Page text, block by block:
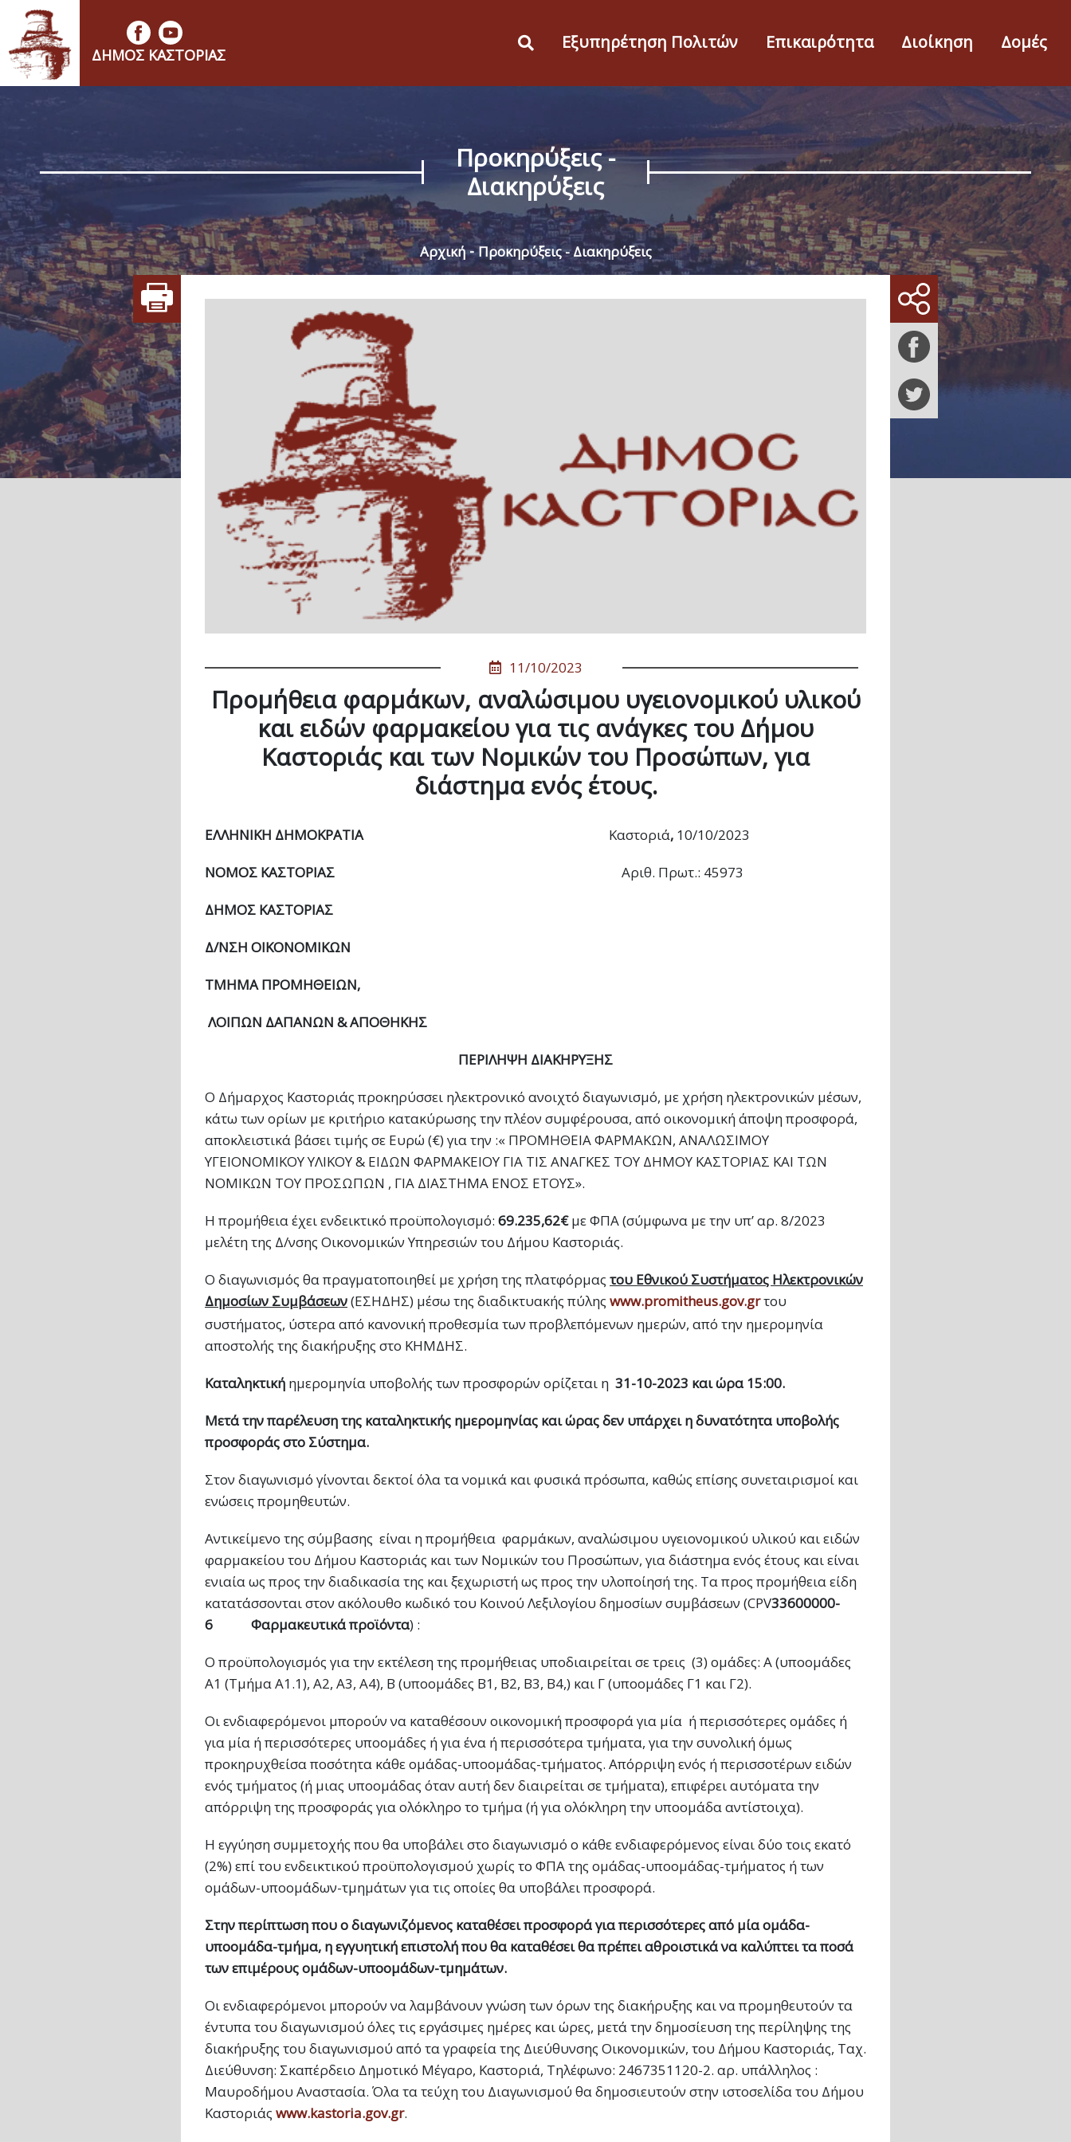
ΔΉΜΟΣ ΚΑΣΤΟΡΙΆΣ
Εξυπηρέτηση Πολιτών Επικαιρότητα Διοίκηση Δομές
Προκηρύξεις -
Διακηρύξεις
Αρχική Προκηρύξεις - Διακηρύξεις
11/10/2023
Προμήθεια φαρμάκων, αναλώσιμου υγειονομικού υλικού
και ειδών φαρμακείου για τις ανάγκες του Δήμου
Καστοριάς και των Νομικών του Προσώπων, για
διάστημα ενός έτους.
ΕΛΛΗΝΙΚΗ ΔΗΜΟΚΡΑΤΙΑ Καστοριά, 10/10/2023
ΝΟΜΟΣ ΚΑΣΤΟΡΙΑΣ Αριθ. Πρωτ.: 45973
ΔΗΜΟΣ ΚΑΣΤΟΡΙΑΣ
Δ/ΝΣΗ ΟΙΚΟΝΟΜΙΚΩΝ
TΜΗΜΑ ΠΡΟΜΗΘΕΙΩΝ,
ΛΟΙΠΩΝ ΔΑΠΑΝΩΝ & ΑΠΟΘΗΚΗΣ
ΠΕΡΙΛΗΨΗ ΔΙΑΚΗΡΥΞΗΣ
Ο Δήμαρχος Καστοριάς προκηρύσσει ηλεκτρονικό ανοιχτό διαγωνισμό, με χρήση ηλεκτρονικών μέσων,
κάτω των ορίων με κριτήριο κατακύρωσης την πλέον συμφέρουσα, από οικονομική άποψη προσφορά,
αποκλειστικά βάσει τιμής σε Ευρώ (€) για την :« ΠΡΟΜΗΘΕΙΑ ΦΑΡΜΑΚΩΝ, ΑΝΑΛΩΣΙΜΟΥ
ΥΓΕΙΟΝΟΜΙΚΟΥ ΥΛΙΚΟΥ & ΕΙΔΩΝ ΦΑΡΜΑΚΕΙΟΥ ΓΙΑ ΤΙΣ ΑΝΑΓΚΕΣ ΤΟΥ ΔΗΜΟΥ ΚΑΣΤΟΡΙΑΣ ΚΑΙ ΤΩΝ
ΝΟΜΙΚΩΝ ΤΟΥ ΠΡΟΣΩΠΩΝ , ΓΙΑ ΔΙΑΣΤΗΜΑ ΕΝΟΣ ΕΤΟΥΣ».
Η προμήθεια έχει ενδεικτικό προϋπολογισμό: 69.235,62€με ΦΠΑ (σύμφωνα με την υπ’ αρ. 8/2023
μελέτη της Δ/νσης Οικονομικών Υπηρεσιών του Δήμου Καστοριάς.
Ο διαγωνισμός θα πραγματοποιηθεί με χρήση της πλατφόρμας του Εθνικού Συστήματος Ηλεκτρονικών
Δημοσίων Συμβάσεων(ΕΣΗΔΗΣ) μέσω της διαδικτυακής πύλης www.promitheus.gov.grτου
συστήματος, ύστερα από κανονική προθεσμία των προβλεπόμενων ημερών, από την ημερομηνία
αποστολής της διακήρυξης στο ΚΗΜΔΗΣ.
Καταληκτική ημερομηνία υποβολής των προσφορών ορίζεται η 31-10-2023 και ώρα 15:00.
Μετά την παρέλευση της καταληκτικής ημερομηνίας και ώρας δεν υπάρχει η δυνατότητα υποβολής
προσφοράς στο Σύστημα.
Στον διαγωνισμό γίνονται δεκτοί όλα τα νομικά και φυσικά πρόσωπα, καθώς επίσης συνεταιρισμοί και
ενώσεις προμηθευτών.
Αντικείμενο της σύμβασης είναι η προμήθεια φαρμάκων, αναλώσιμου υγειονομικού υλικού και ειδών
φαρμακείου του Δήμου Καστοριάς και των Νομικών του Προσώπων, για διάστημα ενός έτους και είναι
ενιαία ως προς την διαδικασία της και ξεχωριστή ως προς την υλοποίησή της. Τα προς προμήθεια είδη
κατατάσσονται στον ακόλουθο κωδικό του Κοινού Λεξιλογίου δημοσίων συμβάσεων (CPV33600000-
6
Φαρμακευτικά προϊόντα) :
Ο προϋπολογισμός για την εκτέλεση της προμήθειας υποδιαιρείται σε τρεις (3) ομάδες: Α (υποομάδες
Α1 (Τμήμα Α1.1), Α2, Α3, Α4), Β (υποομάδες Β1, Β2, Β3, Β4,) και Γ (υποομάδες Γ1 και Γ2).
Οι ενδιαφερόμενοι μπορούν να καταθέσουν οικονομική προσφορά για μία ή περισσότερες ομάδες ή
για μία ή περισσότερες υποομάδες ή για ένα ή περισσότερα τμήματα, για την συνολική όμως
προκηρυχθείσα ποσότητα κάθε ομάδας-υποομάδας-τμήματος. Απόρριψη ενός ή περισσοτέρων ειδών
ενός τμήματος (ή μιας υποομάδας όταν αυτή δεν διαιρείται σε τμήματα), επιφέρει αυτόματα την
απόρριψη της προσφοράς για ολόκληρο το τμήμα (ή για ολόκληρη την υποομάδα αντίστοιχα).
Η εγγύηση συμμετοχής που θα υποβάλει στο διαγωνισμό ο κάθε ενδιαφερόμενος είναι δύο τοις εκατό
(2%) επί του ενδεικτικού προϋπολογισμού χωρίς το ΦΠΑ της ομάδας-υποομάδας-τμήματος ή των
ομάδων-υποομάδων-τμημάτων για τις οποίες θα υποβάλει προσφορά.
Στην περίπτωση που ο διαγωνιζόμενος καταθέσει προσφορά για περισσότερες από μία ομάδα-
υποομάδα-τμήμα, η εγγυητική επιστολή που θα καταθέσει θα πρέπει αθροιστικά να καλύπτει τα ποσά
των επιμέρους ομάδων-υποομάδων-τμημάτων.
Οι ενδιαφερόμενοι μπορούν να λαμβάνουν γνώση των όρων της διακήρυξης και να προμηθευτούν τα
έντυπα του διαγωνισμού όλες τις εργάσιμες ημέρες και ώρες, μετά την δημοσίευση της περίληψης της
διακήρυξης του διαγωνισμού από τα γραφεία της Διεύθυνσης Οικονομικών, του Δήμου Καστοριάς, Ταχ.
Διεύθυνση: Σκαπέρδειο Δημοτικό Μέγαρο, Καστοριά, Τηλέφωνο: 2467351120-2. αρ. υπάλληλος :
Μαυροδήμου Αναστασία. Όλα τα τεύχη του Διαγωνισμού θα δημοσιευτούν στην ιστοσελίδα του Δήμου
Καστοριάς www.kastoria.gov.gr.